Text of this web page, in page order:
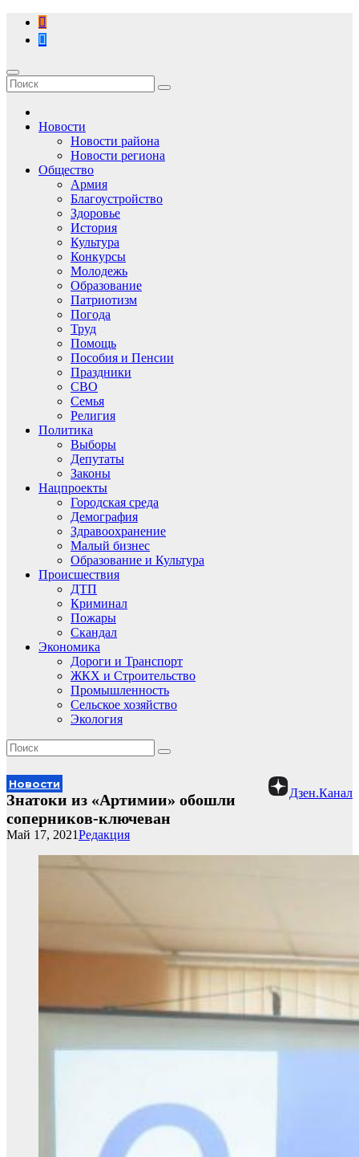
Перейти
содержимому
Новости
Новости района
Новости региона
Общество
Армия
Благоустройство
Здоровье
История
Культура
Конкурсы
Молодежь
Образование
Патриотизм
Погода
Труд
Помощь
Пособия и Пенсии
Праздники
СВО
Семья
Религия
Политика
Выборы
Депутаты
Законы
Нацпроекты
Городская среда
Демография
Здравоохранение
Малый бизнес
Образование и Культура
Происшествия
ДТП
Криминал
Пожары
Скандал
Экономика
Дороги и Транспорт
ЖКХ и Строительство
Промышленность
Сельское хозяйство
Экология
Новости
Дзен.Канал
Знатоки из «Артимии» обошли
соперников-ключеван
Редакция
Май 17, 2021